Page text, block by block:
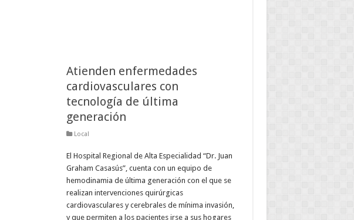
Atienden enfermedades
cardiovasculares con
tecnología de última
generación
Local
El Hospital Regional de Alta Especialidad “Dr. Juan
Graham Casasús”, cuenta con un equipo de
hemodinamia de última generación con el que se
realizan intervenciones quirúrgicas
cardiovasculares y cerebrales de mínima invasión,
y que permiten a los pacientes irse a sus hogares